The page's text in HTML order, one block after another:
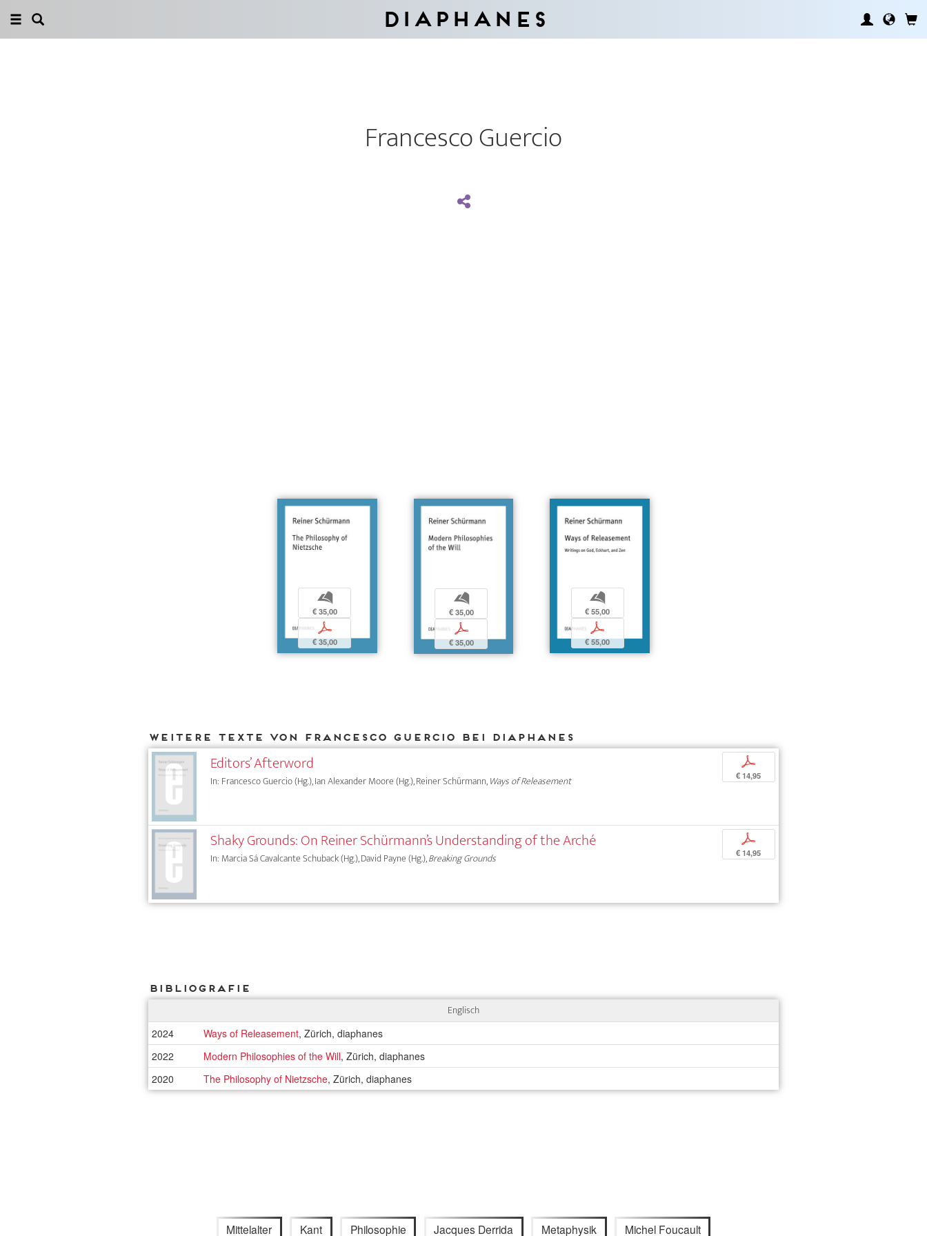
Diaphanes
Francesco Guercio
b
€ 35,00
p
€ 35,00
b
€ 35,00
p
€ 35,00
b
€ 55,00
p
€ 55,00
Weitere Texte von Francesco Guercio bei DIAPHANES
Editors’ Afterword
In: Francesco Guercio (Hg.), Ian Alexander Moore (Hg.), Reiner Schürmann,Ways of Releasement
p
€ 14,95
Shaky Grounds: On Reiner Schürmann’s ­Understanding of the Arché
In: Marcia Sá Cavalcante Schuback (Hg.), David Payne (Hg.),Breaking Grounds
p
€ 14,95
Bibliografie
Englisch
2024 Ways of Releasement, Zürich, diaphanes
2022
Modern Philosophies of the Will, Zürich, diaphanes
2020
The Philosophy of Nietzsche, Zürich, diaphanes
Mittelalter Kant Philosophie Jacques Derrida Metaphysik Michel Foucault